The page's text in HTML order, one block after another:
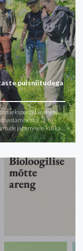
puisniitudega
sealsete
jagamisele kui ka…